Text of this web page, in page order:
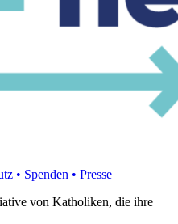
• Spenden • Presse
von Katholiken, die ihre